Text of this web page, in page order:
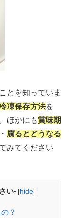
とを知っていま
凍保存方法を
ほかにも賞味期
・ 腐るとどうなる
みてください
い- [hide]
？